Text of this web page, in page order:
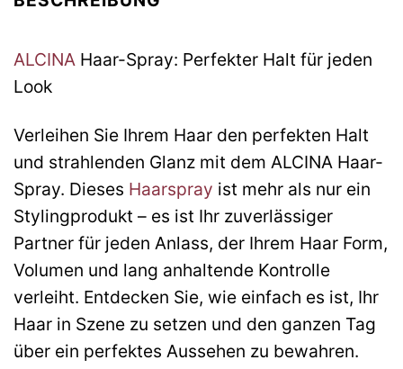
ALCINA Haar-Spray: Perfekter Halt für jeden
Look
Verleihen Sie Ihrem Haar den perfekten Halt
und strahlenden Glanz mit dem ALCINA Haar-
Spray. Dieses Haarspray ist mehr als nur ein
Stylingprodukt – es ist Ihr zuverlässiger
Partner für jeden Anlass, der Ihrem Haar Form,
Volumen und lang anhaltende Kontrolle
verleiht. Entdecken Sie, wie einfach es ist, Ihr
Haar in Szene zu setzen und den ganzen Tag
über ein perfektes Aussehen zu bewahren.